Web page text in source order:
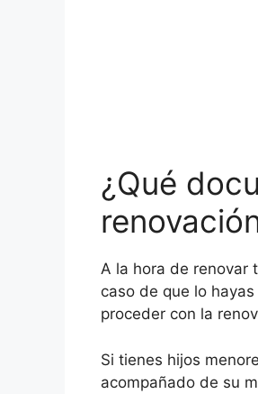
¿Qué
A la hora de renovar
caso de que lo
proceder con la
Si tienes hijos
acompañado de su